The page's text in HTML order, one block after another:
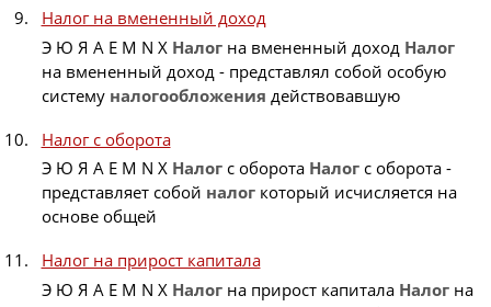
Налог на вмененный доход
Э Ю Я A E M N X Налогна вмененный доход Налог
на вмененный доход - представлял собой особую
систему налогообложения действовавшую
Налог с оборота
Э Ю Я A E M N X Налогс оборота Налогс оборота -
представляет собой налогкоторый исчисляется на
основе общей
Налог на прирост капитала
Э Ю Я A E M N X Налогна прирост капитала Налогна